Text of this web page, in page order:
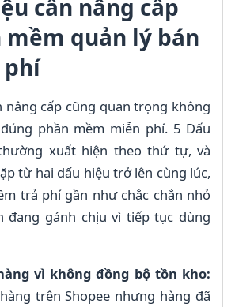
cần nâng cấp
mềm quản lý bán
phí
nâng cấp cũng quan trọng không
phần mềm miễn phí. 5 Dấu
xuất hiện theo thứ tự, và
từ hai dấu hiệu trở lên cùng lúc,
trả phí gần như chắc chắn nhỏ
đang gánh chịu vì tiếp tục dùng
vì không đồng bộ tồn kho:
trên Shopee nhưng hàng đã